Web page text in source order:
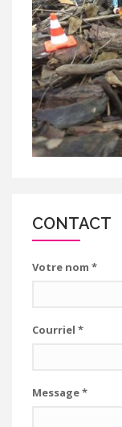
CONTACT
Votre nom *
Courriel *
Message*